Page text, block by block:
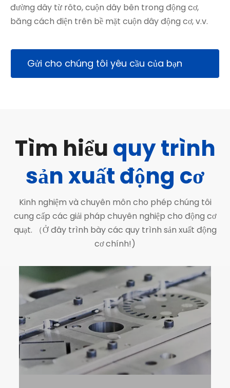
đường dây từ rôto, cuộn dây bên trong động cơ,
băng cách điện trên bề mặt cuộn dây động cơ, v.v.
Gửi cho chúng tôi yêu cầu của bạn
Tìm hiểu quy trình
sản xuất động cơ
Kinh nghiệm và chuyên môn cho phép chúng tôi
cung cấp các giải pháp chuyên nghiệp cho động cơ
quạt. （Ở đây trình bày các quy trình sản xuất động
cơ chính!)